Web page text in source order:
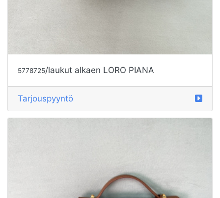
5778725/laukut alkaen LORO PIANA
Tarjouspyyntö